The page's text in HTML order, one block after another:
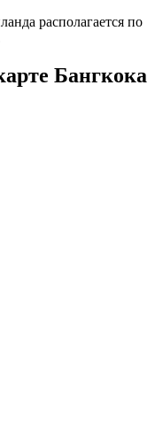
располагается по
Бангкока